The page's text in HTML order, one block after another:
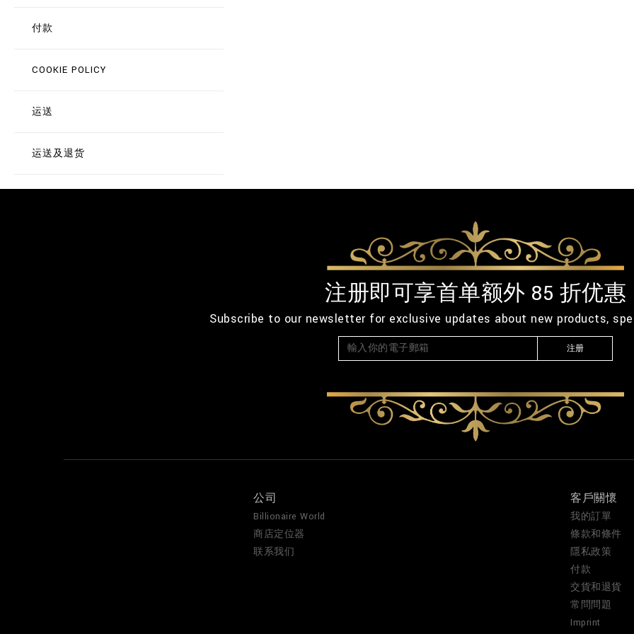
付款
COOKIE POLICY
运送
运送及退货
注册即可享首单额外 85 折优惠
Subscribe to our newsletter for exclusive updates about new products,
注册
公司
Billionaire World
商店定位器
联系我们
客戶關懷
我的訂單
條款和條件
隱私政策
付款
交貨和退貨
常問問題
Imprint